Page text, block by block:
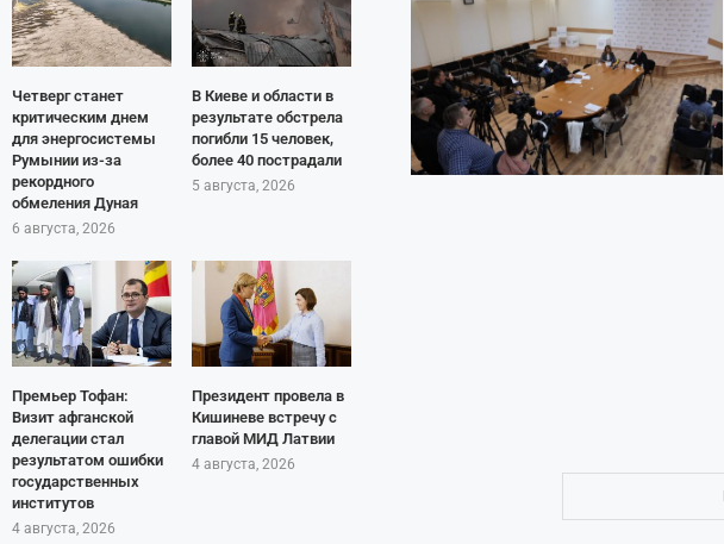
Четверг станет
критическим днем
для энергосистемы
Румынии из-за
рекордного
обмеления Дуная
6 августа, 2026
В Киеве и области в
результате обстрела
погибли 15 человек,
более 40 пострадали
5 августа, 2026
Премьер Тофан:
Визит афганской
делегации стал
результатом ошибки
государственных
институтов
4 августа, 2026
Президент провела в
Кишиневе встречу с
главой МИД Латвии
4 августа, 2026